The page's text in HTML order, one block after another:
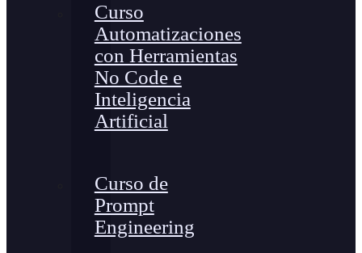
Curso
Automatizaciones
con Herramientas
No Code e
Inteligencia
Artificial
Curso de
Prompt
Engineering